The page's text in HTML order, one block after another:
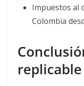
Impuestos al
Colombia
replicable